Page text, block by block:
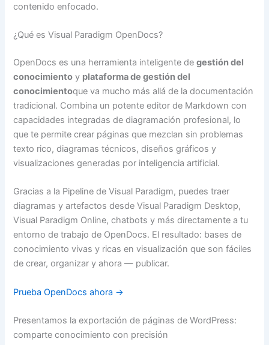
contenido enfocado.
¿Qué es Visual Paradigm OpenDocs?
OpenDocs es una herramienta inteligente degestión del
conocimiento y plataforma de gestión del
conocimientoque va mucho más allá de la documentación
tradicional. Combina un potente editor de Markdown con
capacidades integradas de diagramación profesional, lo
que te permite crear páginas que mezclan sin problemas
texto rico, diagramas técnicos, diseños gráficos y
visualizaciones generadas por inteligencia artificial.
Gracias a la Pipeline de Visual Paradigm, puedes traer
diagramas y artefactos desde Visual Paradigm Desktop,
Visual Paradigm Online, chatbots y más directamente a tu
entorno de trabajo de OpenDocs. El resultado: bases de
conocimiento vivas y ricas en visualización que son fáciles
de crear, organizar y ahora — publicar.
Prueba OpenDocs ahora →
Presentamos la exportación de páginas de WordPress:
comparte conocimiento con precisión